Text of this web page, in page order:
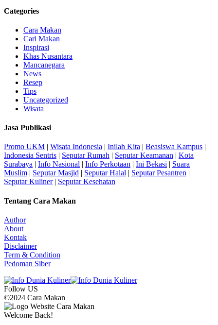
Categories
Cara Makan
Cari Makan
Inspirasi
Khas Nusantara
Mancanegara
News
Resep
Tips
Uncategorized
Wisata
Jasa Publikasi
Promo UKM | Wisata Indonesia | Inilah Kita | Beasiswa Kampus |
Indonesia Sentris | Seputar Rumah | Seputar Keamanan | Kota
Surabaya | Info Nasional | Info Perkotaan | Ini Bekasi | Suara
Muslim | Seputar Masjid | Seputar Halal | Seputar Pesantren |
Seputar Kuliner| Seputar Kesehatan
Tentang Cara Makan
Author
About
Kontak
Disclaimer
Term & Condition
Pedoman Siber
Follow US
©2024 Cara Makan
Welcome Back!